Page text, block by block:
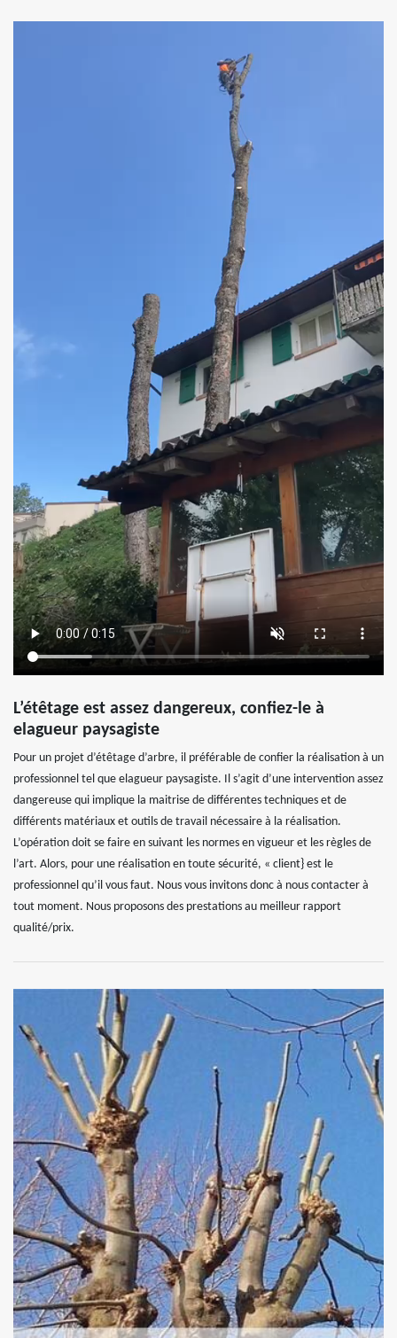
L’étêtage est assez dangereux, confiez-le à
elagueur paysagiste
Pour un projet d’étêtage d’arbre, il préférable de confier la réalisation à un
professionnel tel que elagueur paysagiste. Il s’agit d’une intervention assez
dangereuse qui implique la maitrise de différentes techniques et de
différents matériaux et outils de travail nécessaire à la réalisation.
L’opération doit se faire en suivant les normes en vigueur et les règles de
l’art. Alors, pour une réalisation en toute sécurité, « client} est le
professionnel qu’il vous faut. Nous vous invitons donc à nous contacter à
tout moment. Nous proposons des prestations au meilleur rapport
qualité/prix.